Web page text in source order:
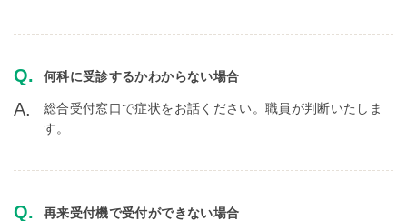
何科に受診するかわからない場合
総合受付窓口で症状をお話ください。職員が判断いたしま
す。
再来受付機で受付ができない場合